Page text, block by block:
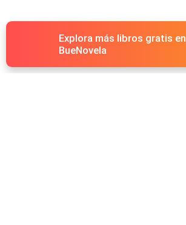
Explora más libros gratis en
BueNovela